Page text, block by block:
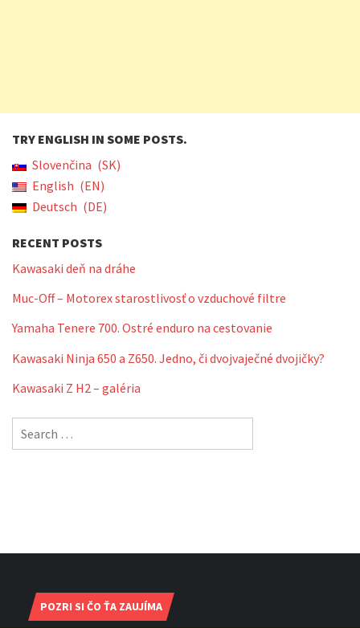
TRY ENGLISH IN SOME POSTS.
Slovenčina
SK
English
EN
Deutsch
DE
RECENT POSTS
Kawasaki deň na dráhe
Muc-Off – Motorex starostlivosť o vzduchové filtre
Yamaha Tenere 700. Ostré enduro na cestovanie
Kawasaki Ninja 650 a Z650. Jedno, či dvojvaječné dvojičky?
Kawasaki Z H2 – galéria
Search
for:
POZRI SI ČO ŤA ZAUJÍMA